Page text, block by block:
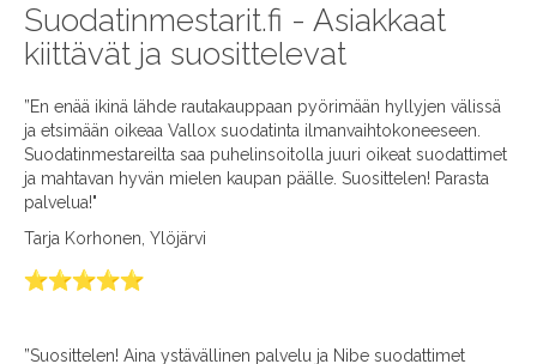
Suodatinmestarit.fi - Asiakkaat
kiittävät ja suosittelevat
”En enää ikinä lähde rautakauppaan pyörimään hyllyjen välissä
ja etsimään oikeaa Vallox suodatinta ilmanvaihtokoneeseen.
Suodatinmestareilta saa puhelinsoitolla juuri oikeat suodattimet
ja mahtavan hyvän mielen kaupan päälle. Suosittelen! Parasta
palvelua!"
Tarja Korhonen, Ylöjärvi
”Suosittelen! Aina ystävällinen palvelu ja Nibe suodattimet